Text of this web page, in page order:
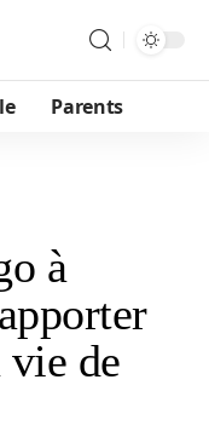
Parents
à
vie de